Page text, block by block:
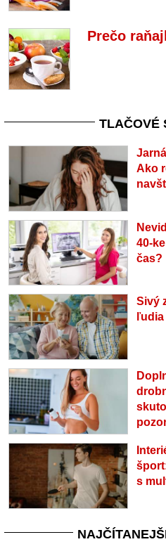
Prečo
TLAČOVÉ
Ako
40-
čas?
Sivý
s